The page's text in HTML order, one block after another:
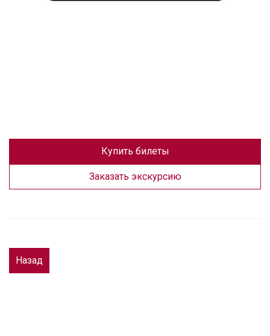
Купить билеты
Заказать экскурсию
Назад